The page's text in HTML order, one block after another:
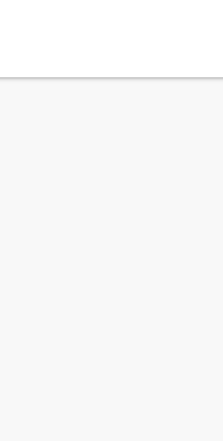
Vorträge zum Thema Artenschutz.